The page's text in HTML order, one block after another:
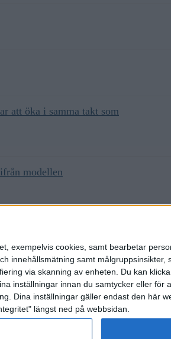
exempelvis cookies, samt bearbetar
innehållsmätning samt målgruppsinsikter,
via skanning av enheten. Du kan
inställningar innan du samtycker eller för
Dina inställningar gäller endast den här
längst ned på webbsidan.
att öka i samma takt som
modellen